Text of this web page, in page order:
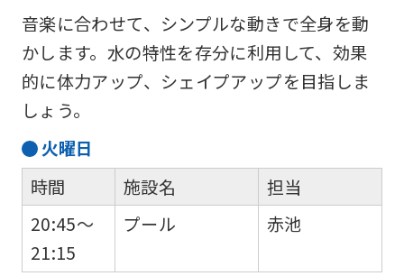
音楽に合わせて、シンプルな動きで全身を動
かします。水の特性を存分に利用して、効果
的に体力アップ、シェイプアップを目指しま
しょう。
火曜日
時間
20:45～
21:15
施設名
プール
担当
赤池
that
you
fully